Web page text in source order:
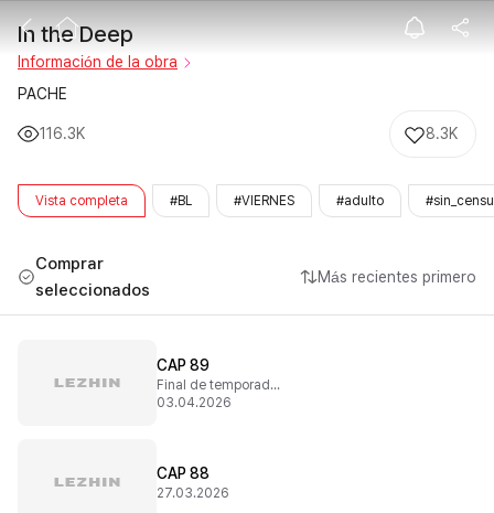
In the Deep
In the Deep
Información de la obra
PACHE
116.3K 8.3K
Vista completa #BL #VIERNES #adulto
Comprar
seleccionados
Más recientes primero
CAP 89
Final de temporada 2
03.04.2026
CAP 88
27.03.2026